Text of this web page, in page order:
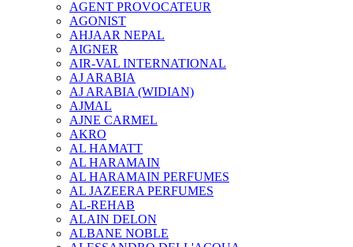
AGENT PROVOCATEUR
AGONIST
AHJAAR NEPAL
AIGNER
AIR-VAL INTERNATIONAL
AJ ARABIA
AJ ARABIA (WIDIAN)
AJMAL
AJNE CARMEL
AKRO
AL HAMATT
AL HARAMAIN
AL HARAMAIN PERFUMES
AL JAZEERA PERFUMES
AL-REHAB
ALAIN DELON
ALBANE NOBLE